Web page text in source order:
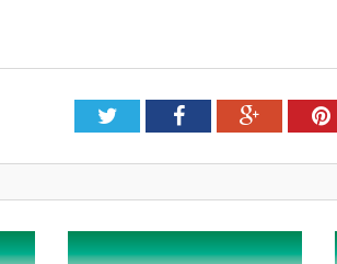
TwitterFacebookGoogle+